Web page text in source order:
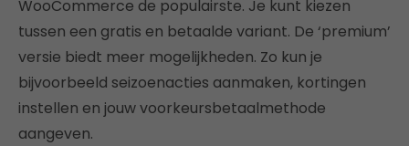
WooCommerce de populairste. Je kunt kiezen
tussen een gratis en betaalde variant. De ‘premium’
versie biedt meer mogelijkheden. Zo kun je
bijvoorbeeld seizoenacties aanmaken, kortingen
instellen en jouw voorkeursbetaalmethode
aangeven.